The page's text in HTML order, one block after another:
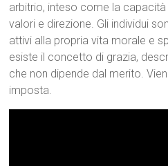
arbitrio, inteso come la
valori e direzione. Gli individui
attivi alla propria vita morale e
esiste il concetto di grazia,
che non dipende dal merito.
imposta.